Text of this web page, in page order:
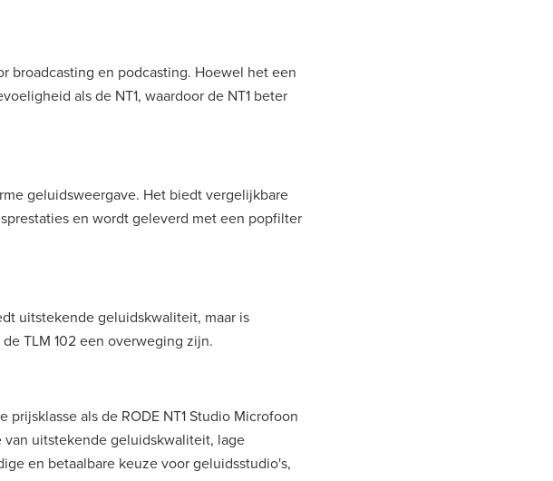
broadcasting en podcasting. Hoewel het een
als de NT1, waardoor de NT1 beter
geluidsweergave. Het biedt vergelijkbare
en wordt geleverd met een popfilter
uitstekende geluidskwaliteit, maar is
TLM 102 een overweging zijn.
als de RODE NT1 Studio Microfoon
van uitstekende geluidskwaliteit, lage
en betaalbare keuze voor geluidsstudio's,